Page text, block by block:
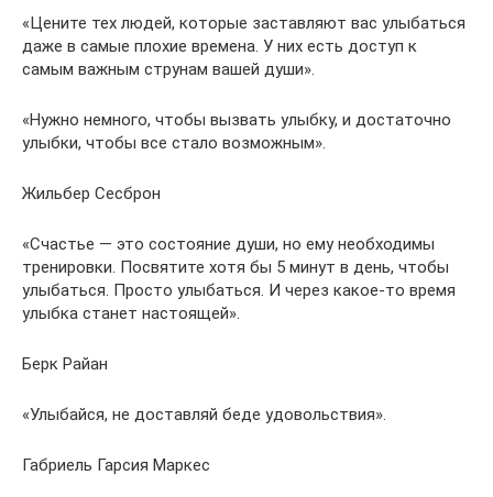
«Цените тех людей, которые заставляют вас улыбаться
даже в самые плохие времена. У них есть доступ к
самым важным струнам вашей души».
«Нужно немного, чтобы вызвать улыбку, и достаточно
улыбки, чтобы все стало возможным».
Жильбер Сесброн
«Счастье — это состояние души, но ему необходимы
тренировки. Посвятите хотя бы 5 минут в день, чтобы
улыбаться. Просто улыбаться. И через какое-то время
улыбка станет настоящей».
Берк Райан
«Улыбайся, не доставляй беде удовольствия».
Габриель Гарсия Маркес